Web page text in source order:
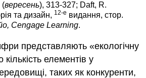
(вересень), 313-327; Daft, R.
та дизайн, 12-е видання, стор.
Cengage Learning.
представляють «екологічну
кількість елементів у
таких як конкуренти,